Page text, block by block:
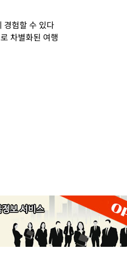
경험할 수 있다
차별화된 여행